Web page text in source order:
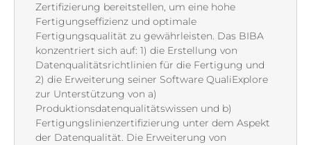
Zertifizierung bereitstellen, um eine hohe
Fertigungseffizienz und optimale
Fertigungsqualität zu gewährleisten. Das BIBA
konzentriert sich auf: 1) die Erstellung von
Datenqualitätsrichtlinien für die Fertigung und
2) die Erweiterung seiner Software QualiExplore
zur Unterstützung von a)
Produktionsdatenqualitätswissen und b)
Fertigungslinienzertifizierung unter dem Aspekt
der Datenqualität. Die Erweiterung von